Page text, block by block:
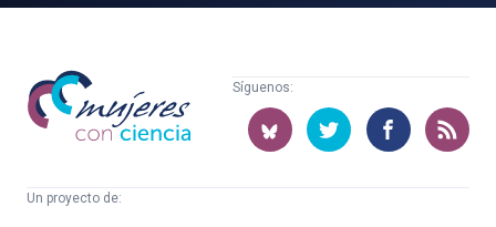
Mujeres
con
ciencia
Síguenos:
Un proyecto de: